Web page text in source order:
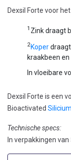
Dexsil Forte voor
1 Zink draagt
2Koper
kraakbeen en
In vloeibare
Dexsil Forte is een
Bioactivated Silicium
Technische specs:
In verpakkingen